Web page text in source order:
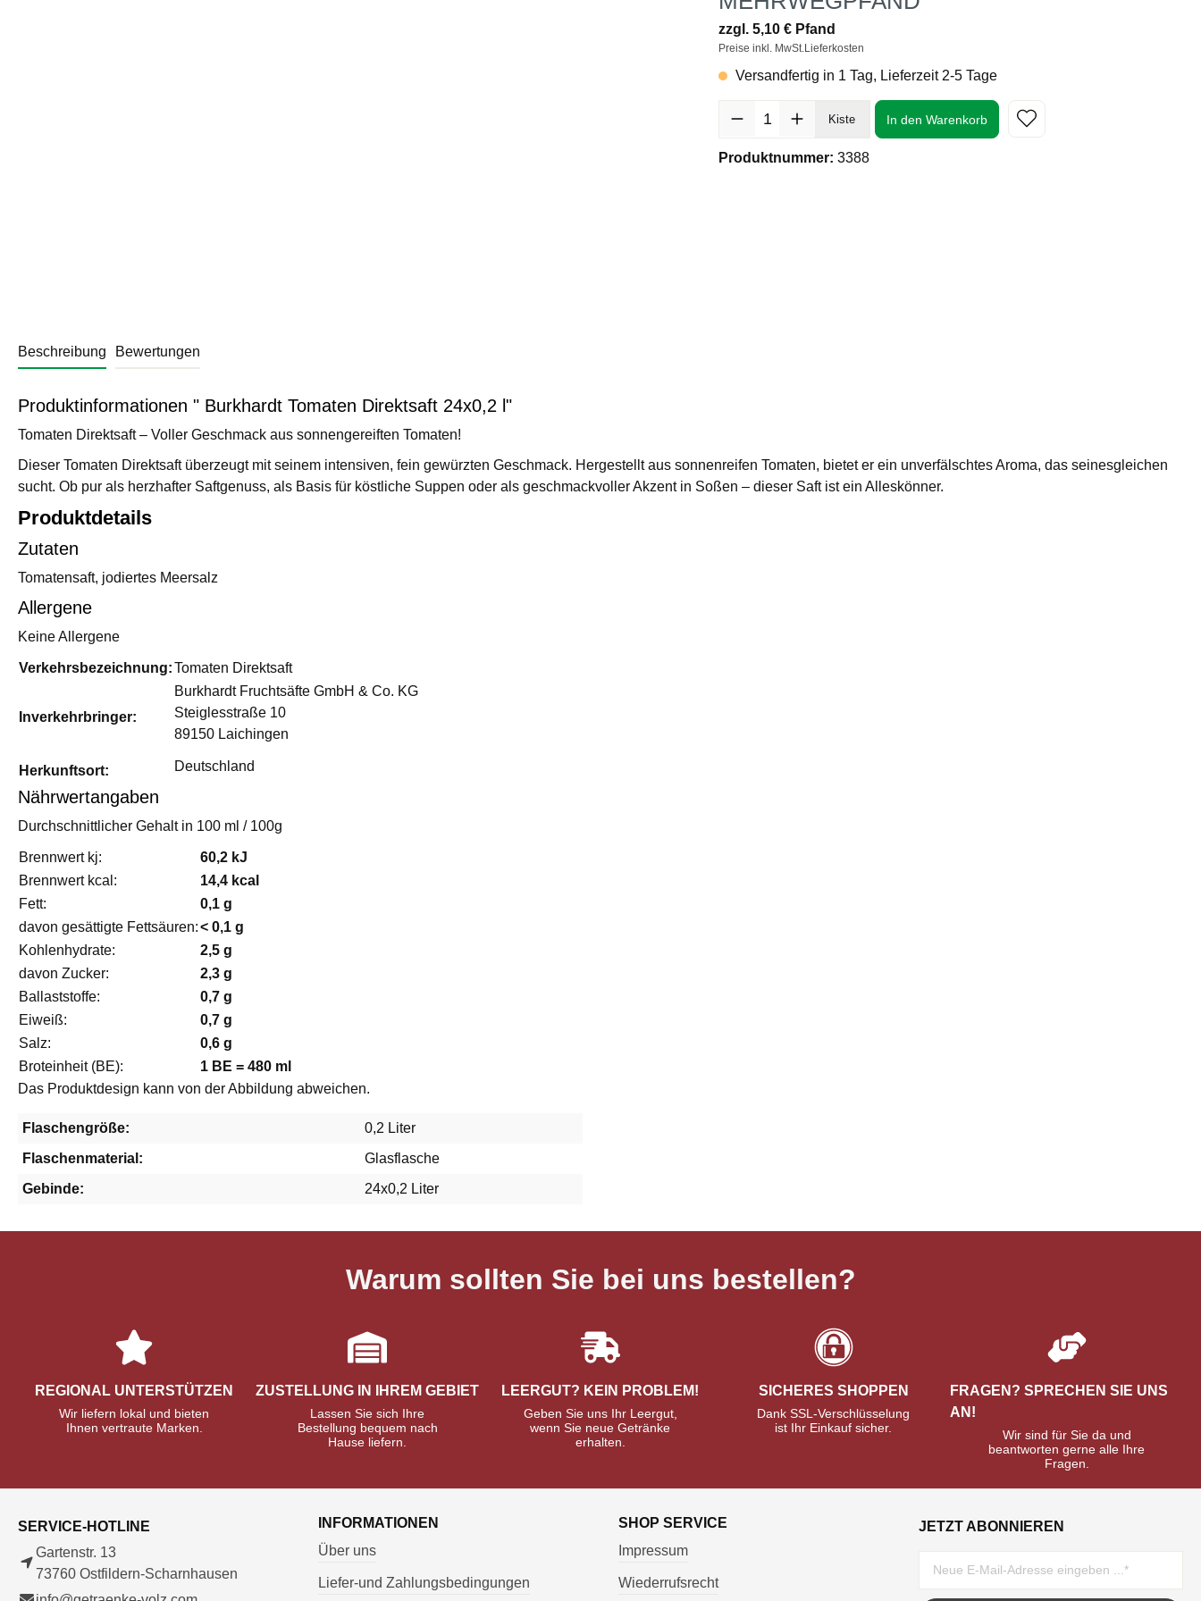
zzgl. 5,10 € Pfand
Preise inkl. MwSt.Lieferkosten
Versandfertig in 1 Tag, Lieferzeit 2-5 Tage
Kiste In den Warenkorb
Produktnummer: 3388
Beschreibung Bewertungen
Produktinformationen " Burkhardt Tomaten Direktsaft 24x0,2 l"
Tomaten Direktsaft – Voller Geschmack aus sonnengereiften Tomaten!
Dieser Tomaten Direktsaft überzeugt mit seinem intensiven, fein gewürzten Geschmack. Hergestellt aus sonnenreifen Tomaten, bietet er ein unverfälschtes Aroma, das seinesgleichen
sucht. Ob pur als herzhafter Saftgenuss, als Basis für köstliche Suppen oder als geschmackvoller Akzent in Soßen – dieser Saft ist ein Alleskönner.
Produktdetails
Zutaten
Tomatensaft, jodiertes Meersalz
Allergene
Keine Allergene
Verkehrsbezeichnung:Tomaten Direktsaft
Inverkehrbringer:
Burkhardt Fruchtsäfte GmbH & Co. KG
Steiglesstraße 10
89150 Laichingen
Herkunftsort: Deutschland
Nährwertangaben
Durchschnittlicher Gehalt in 100 ml / 100g
Brennwert kj:
60,2 kJ
Brennwert kcal:
14,4 kcal
Fett:
0,1 g
davon gesättigte Fettsäuren:< 0,1 g
Kohlenhydrate:
2,5 g
davon Zucker:
2,3 g
Ballaststoffe:
0,7 g
Eiweiß:
0,7 g
Salz:
0,6 g
Broteinheit (BE):
1 BE = 480 ml
Das Produktdesign kann von der Abbildung abweichen.
Flaschengröße:
0,2 Liter
Flaschenmaterial:
Glasflasche
Gebinde:
24x0,2 Liter
Warum sollten Sie bei uns bestellen?
REGIONAL UNTERSTÜTZEN
Wir liefern lokal und bieten
Ihnen vertraute Marken.
ZUSTELLUNG IN IHREM GEBIET
Lassen Sie sich Ihre
Bestellung bequem nach
Hause liefern.
LEERGUT? KEIN PROBLEM!
Geben Sie uns Ihr Leergut,
wenn Sie neue Getränke
erhalten.
SICHERES SHOPPEN
Dank SSL-Verschlüsselung
ist Ihr Einkauf sicher.
FRAGEN? SPRECHEN SIE UNS
AN!
Wir sind für Sie da und
beantworten gerne alle Ihre
Fragen.
SERVICE-HOTLINE
Gartenstr. 13
73760 Ostfildern-Scharnhausen
INFORMATIONEN
Über uns
Liefer-und Zahlungsbedingungen
SHOP SERVICE
Impressum
Wiederrufsrecht
JETZT ABONNIEREN